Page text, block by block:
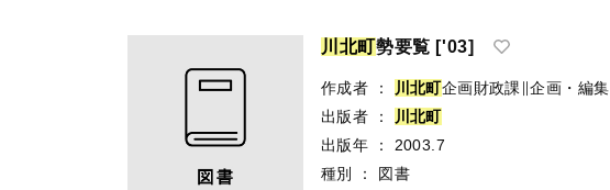
川 北町勢要覧 ['03]
作成者 ： 川 北町企画財政課∥企画・編集
出版者
： 川 北町
出版年
：
2003.7
種別
： 図書